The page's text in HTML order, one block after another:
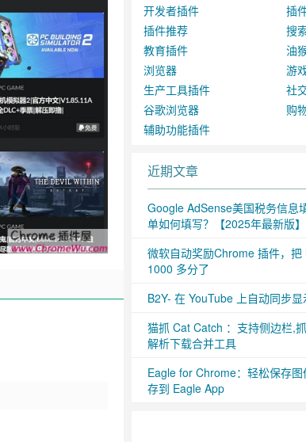
开发者插件
插
插件推荐
搜
教育插件
油
浏览器
游
生产工具插件
社
谷歌浏览器
购
辅助功能插件
近期文章
Google AdSense美国税务信息
单如何填写？【2025年最新版】
微软自动奖励Chrome 插件，把
1000 多分了
B2Y- 在 YouTube 上自动同步
猫抓 Cat Catch ：支持侧边栏,
解析下载合并工具
Eagle for Chrome：轻松保存
存到 Eagle App